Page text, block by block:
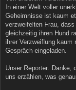
In einer Welt voller
Geheimnisse ist kaum
verzweifelten Frau,
gleichzeitig ihren Hund
ihrer Verzweiflung
Gespräch eingeladen.
Unser Reporter: Danke,
uns erzählen, was